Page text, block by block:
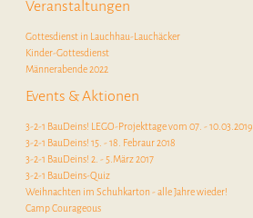
Veranstaltungen
Gottesdienst in Lauchhau-Lauchäcker
Kinder-Gottesdienst
Männerabende 2022
Events & Aktionen
3-2-1 BauDeins! LEGO-Projekttage vom 07. - 10.03.2019
3-2-1 BauDeins! 15. - 18. Febraur 2018
3-2-1 BauDeins! 2. - 5.März 2017
3-2-1 BauDeins-Quiz
Weihnachten im Schuhkarton - alle Jahre wieder!
Camp Courageous